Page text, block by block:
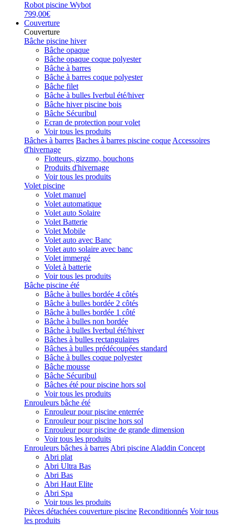
Robot piscine Wybot
799,00€
Couverture
Couverture
Bâche piscine hiver
Bâche opaque
Bâche opaque coque polyester
Bâche à barres
Bâche à barres coque polyester
Bâche filet
Bâche à bulles Iverbul été/hiver
Bâche hiver piscine bois
Bâche Sécuribul
Ecran de protection pour volet
Voir tous les produits
Bâches à barres Baches à barres piscine coque Accessoires
d'hivernage
Flotteurs, gizzmo, bouchons
Produits d'hivernage
Voir tous les produits
Volet piscine
Volet manuel
Volet automatique
Volet auto Solaire
Volet Batterie
Volet Mobile
Volet auto avec Banc
Volet auto solaire avec banc
Volet immergé
Volet à batterie
Voir tous les produits
Bâche piscine été
Bâche à bulles bordée 4 côtés
Bâche à bulles bordée 2 côtés
Bâche à bulles bordée 1 côté
Bâche à bulles non bordée
Bâche à bulles Iverbul été/hiver
Bâches à bulles rectangulaires
Bâches à bulles prédécoupées standard
Bâche à bulles coque polyester
Bâche mousse
Bâche Sécuribul
Bâches été pour piscine hors sol
Voir tous les produits
Enrouleurs bâche été
Enrouleur pour piscine enterrée
Enrouleur pour piscine hors sol
Enrouleur pour piscine de grande dimension
Voir tous les produits
Enrouleurs bâches à barres Abri piscine Aladdin Concept
Abri plat
Abri Ultra Bas
Abri Bas
Abri Haut Elite
Abri Spa
Voir tous les produits
Pièces détachées couverture piscine Reconditionnés Voir tous
les produits